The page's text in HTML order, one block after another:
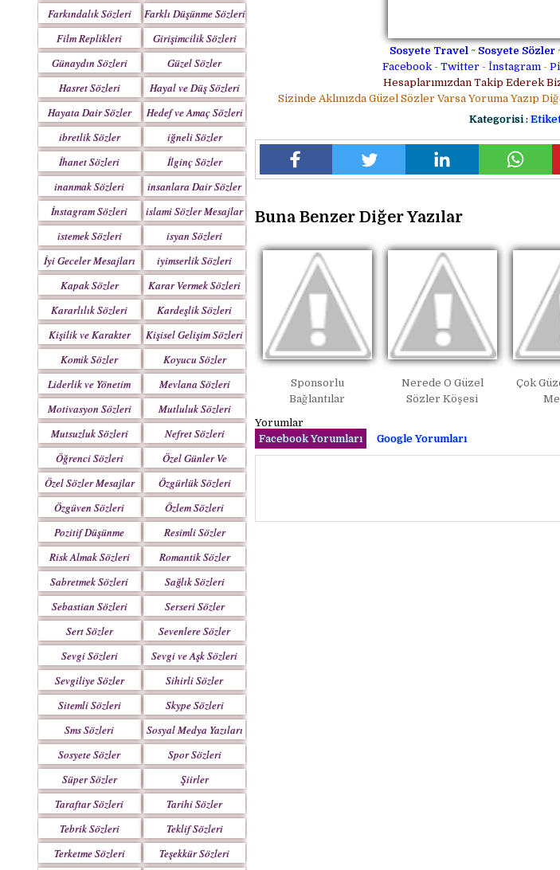
Farkındalık Sözleri
Farklı Düşünme Sözleri
Film Replikleri
Girişimcilik Sözleri
Günaydın Sözleri
Güzel Sözler
Hasret Sözleri
Hayal ve Düş Sözleri
Hayata Dair Sözler
Hedef ve Amaç Sözleri
ibretlik Sözler
iğneli Sözler
İhanet Sözleri
İlginç Sözler
inanmak Sözleri
insanlara Dair Sözler
İnstagram Sözleri
islami Sözler Mesajlar
istemek Sözleri
isyan Sözleri
İyi Geceler Mesajları
iyimserlik Sözleri
Kapak Sözler
Karar Vermek Sözleri
Kararlılık Sözleri
Kardeşlik Sözleri
Kişilik ve Karakter
Sözleri
Kişisel Gelişim Sözleri
Komik Sözler
Koyucu Sözler
Liderlik ve Yönetim
Sözleri
Mevlana Sözleri
Motivasyon Sözleri
Mutluluk Sözleri
Mutsuzluk Sözleri
Nefret Sözleri
Öğrenci Sözleri
Özel Günler Ve
Haftalar
Özel Sözler Mesajlar
Özgürlük Sözleri
Özgüven Sözleri
Özlem Sözleri
Pozitif Düşünme
Sözleri
Resimli Sözler
Risk Almak Sözleri
Romantik Sözler
Sabretmek Sözleri
Sağlık Sözleri
Sebastian Sözleri
Serseri Sözler
Sert Sözler
Sevenlere Sözler
Sevgi Sözleri
Sevgi ve Aşk Sözleri
Sevgiliye Sözler
Sihirli Sözler
Sitemli Sözleri
Skype Sözleri
Sms Sözleri
Sosyal Medya Yazıları
Sosyete Sözler
Mesajlar
Spor Sözleri
Süper Sözler
Şiirler
Taraftar Sözleri
Tarihi Sözler
Tebrik Sözleri
Teklif Sözleri
Terketme Sözleri
Teşekkür Sözleri
Sosyete Travel ~ Sosyete Sözler
Facebook- Twitter - İnstagram-
Hesaplarımızdan Takip Ederek
Sizinde Aklınızda Güzel Sözler Varsa Yoruma Yazıp
Kategorisi :
Buna Benzer Diğer Yazılar
Sponsorlu
Bağlantılar
Nerede O Güzel
Sözler Köşesi
Çok
Yorumlar
Facebook Yorumları
Google Yorumları